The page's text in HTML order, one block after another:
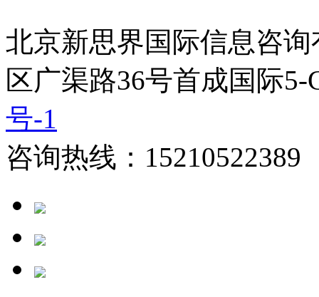
北京新思界国际信息咨
区广渠路36号首成国际
号-1
咨询热线：